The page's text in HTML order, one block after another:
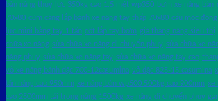
bàn nâng thủy lực 350kg cao 1.5 mét wp350 bơm xe nâng bàn
70x80 cùm càng lắp bánh xe nâng tay thấp 70x80 cẩu móc
lực mini bằng tay 1 tấn cốt lắp tay bơm giá thang nâng siêu thị
chữa xe nâng sửa chữa xe nâng di chuyển phuy sửa chữa xe
nâng phuy sửa chữa xe nâng tay sửa chữa xe nâng tay cao
vỏ xe nâng bánh đặc 700-12casumina vỏ đặc 825-15 casumina
tấn nâng cao 950mm xe nâng bàn wp500 500kg cao 900mm xe
cao 2500mm tải trọng nâng 1500kg xe nâng di chuyển phuy